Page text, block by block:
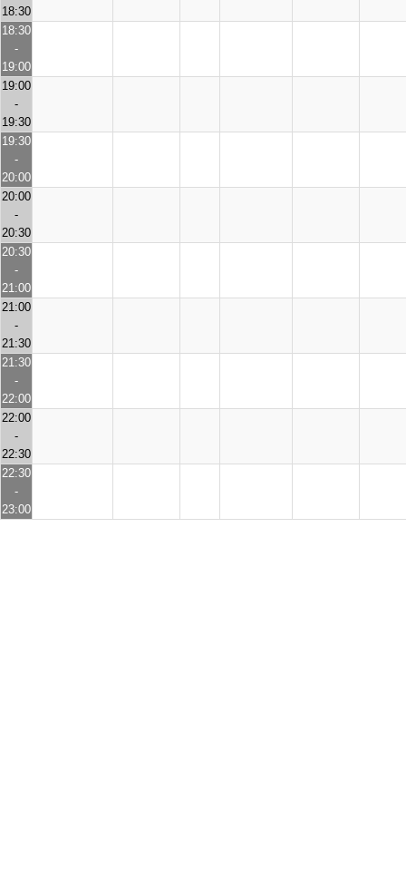
18:30
18:30
-
19:00
19:00
-
19:30
19:30
-
20:00
20:00
-
20:30
20:30
-
21:00
21:00
-
21:30
21:30
-
22:00
22:00
-
22:30
22:30
-
23:00